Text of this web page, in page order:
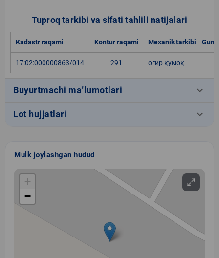
Tuproq tarkibi va sifati tahlili natijalari
Kadastr raqami Kontur raqami Mexanik tarkibi
17:02:000000863/014 291 оғир қумоқ
Buyurtmachi ma’lumotlari keyboard_arrow_down
Lot hujjatlari keyboard_arrow_down
Mulk joylashgan hudud
+
−